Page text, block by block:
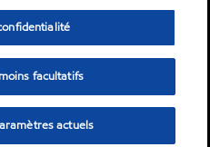
facultatifs
actuels